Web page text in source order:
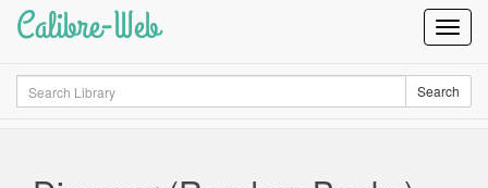
Calibre-Web
Search Search